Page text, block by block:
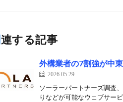
関連する記事
外構業者の7割強が中
2026.05.29
ソーラーパートナーズ調査
りなどが可能なウェブサー